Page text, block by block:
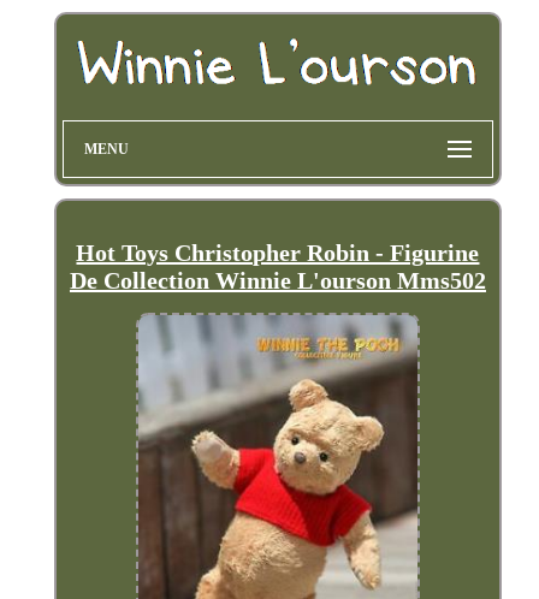
MENU
Hot Toys Christopher Robin - Figurine
De Collection Winnie L'ourson Mms502